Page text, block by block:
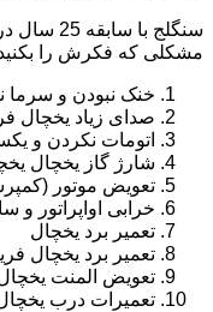
سنگلج با
مشکلی که فکرش را
خنک نبودن و سرما
صدای زیاد یخچال
اتومات نکردن و
شارژ گاز یخچال
تعویض موتور
خرابی اواپراتور
تعمیر برد یخچال
تعمیر برد یخچال
تعویض المنت
تعمیرات درب